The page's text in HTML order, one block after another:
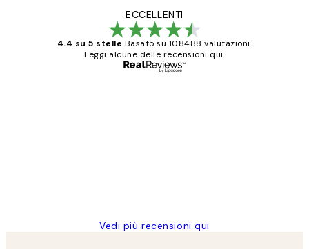
ECCELLENTI
4.4 su 5 stelle Basato su 108488 valutazioni.
Leggi alcune delle recensioni qui.
Vedi più recensioni qui